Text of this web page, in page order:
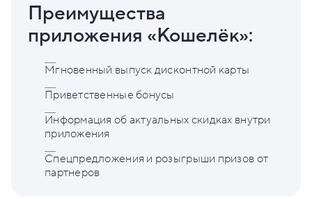
Преимущества
приложения «Кошелёк»:
Мгновенный выпуск дисконтной карты
Приветственные бонусы
Информация об актуальных скидках внутри
приложения
Спецпредложения и розыгрыши призов от
партнеров